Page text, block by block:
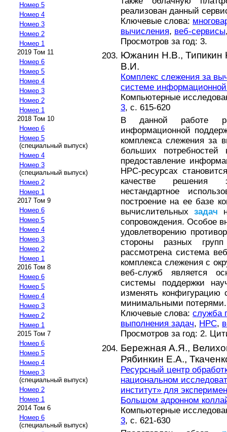
Номер 5
Номер 4
Номер 3
Номер 2
Номер 1
2019 Том 11
Номер 6
Номер 5
Номер 4
Номер 3
Номер 2
Номер 1
2018 Том 10
Номер 6
Номер 5
(специальный выпуск)
Номер 4
Номер 3
(специальный выпуск)
Номер 2
Номер 1
2017 Том 9
Номер 6
Номер 5
Номер 4
Номер 3
Номер 2
Номер 1
2016 Том 8
Номер 6
Номер 5
Номер 4
Номер 3
Номер 2
Номер 1
2015 Том 7
Номер 6
Номер 5
Номер 4
Номер 3
(специальный выпуск)
Номер 2
Номер 1
2014 Том 6
Номер 6
(специальный выпуск)
реализован данный
Ключевые слова:
вычисления, веб-сервисы
Просмотров за год: 3.
Южанин Н.В.,
В.И.
Комплекс слежения за
системе
Компьютерные
3, с. 615-620
В данной работе
информационной
комплекса слежения за
больших потребностей
предоставление
HPC-ресурсах
качестве решения
нестандартное
построение на ее базе
вычислительных задач
сопровождения. Особое
удовлетворению
стороны разных
рассмотрена система
комплекса слежения с
веб-служб является
системы поддержки
изменять
минимальными потерями.
Ключевые слова: служба
выполнения задач, HPC,
Просмотров за год: 2.
Бережная А.Я.,
Рябинкин Е.А.,
Ресурсный центр
национальном
институт» для
Большом адронном
Компьютерные
3, с. 621-630